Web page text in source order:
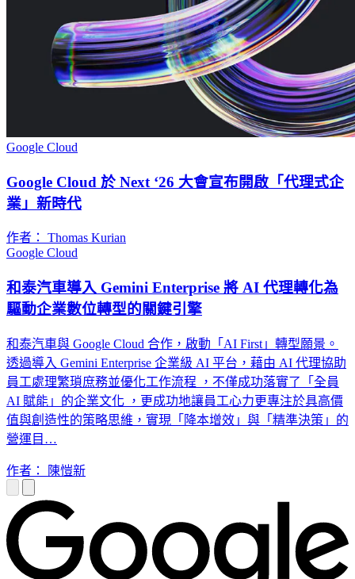
Google Cloud
Google Cloud 於 Next ‘26 大會宣布開啟「代理式企
業」新時代
作者： Thomas Kurian
Google Cloud
和泰汽車導入 Gemini Enterprise 將 AI 代理轉化為
驅動企業數位轉型的關鍵引擎
和泰汽車與 Google Cloud 合作，啟動「AI First」轉型願景。
透過導入 Gemini Enterprise 企業級 AI 平台，藉由 AI 代理協助
員工處理繁瑣庶務並優化工作流程 ，不僅成功落實了「全員
AI 賦能」的企業文化 ，更成功地讓員工心力更專注於具高價
值與創造性的策略思維，實現「降本增效」與「精準決策」的
營運目…
作者： 陳愷新